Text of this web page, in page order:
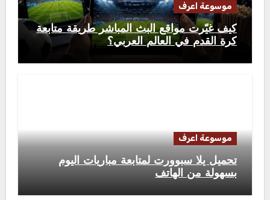
موسوعة اعرف
كيف غيّرت مواقع البث المباشر طريقة متابعة
كرة القدم في العالم العربي؟
موسوعة اعرف
تحميل يلا سبوورت لمتابعة مباريات اليوم
بسهولة من الهاتف